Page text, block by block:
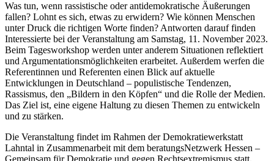
Was tun, wenn rassistische oder antidemokratische Äußerungen
fallen? Lohnt es sich, etwas zu erwidern? Wie können Menschen
unter Druck die richtigen Worte finden? Antworten darauf finden
Interessierte bei der Veranstaltung am Samstag, 11. November 2023.
Beim Tagesworkshop werden unter anderem Situationen reflektiert
und Argumentationsmöglichkeiten erarbeitet. Außerdem werfen die
Referentinnen und Referenten einen Blick auf aktuelle
Entwicklungen in Deutschland – populistische Tendenzen,
Rassismus, den „Bildern in den Köpfen“ und die Rolle der Medien.
Das Ziel ist, eine eigene Haltung zu diesen Themen zu entwickeln
und zu stärken.
Die Veranstaltung findet im Rahmen der Demokratiewerkstatt
Lahntal in Zusammenarbeit mit dem beratungsNetzwerk Hessen –